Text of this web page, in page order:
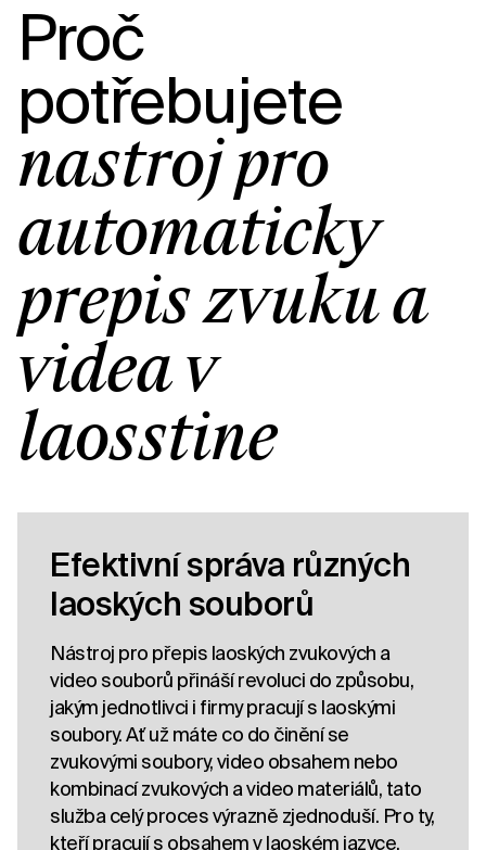
Proč
potřebujete
nástroj pro
automatický
přepis zvuku a
videa v
laosštině
Efektivní správa různých
laoských souborů
Nástroj pro přepis laoských zvukových a
video souborů přináší revoluci do způsobu,
jakým jednotlivci i firmy pracují s laoskými
soubory. Ať už máte co do činění se
zvukovými soubory, video obsahem nebo
kombinací zvukových a video materiálů, tato
služba celý proces výrazně zjednoduší. Pro ty,
kteří pracují s obsahem v laoském jazyce,